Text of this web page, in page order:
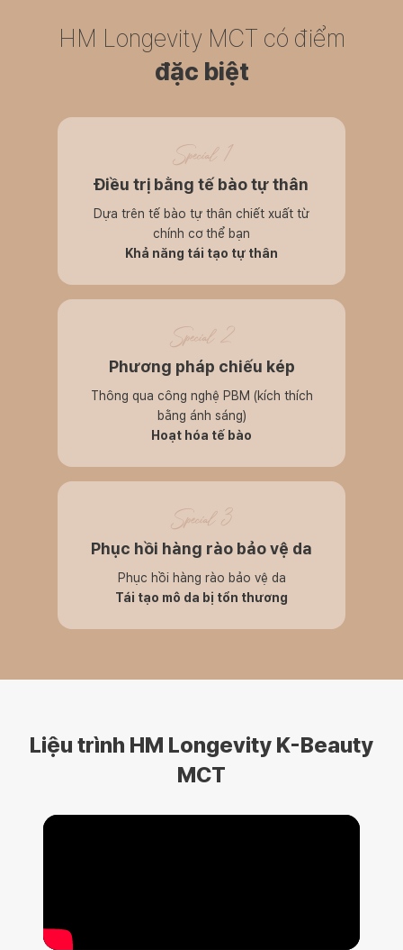
HM Longevity MCT có điểm
đặc biệt
Special 1
Điều trị bằng tế bào tự thân
Dựa trên tế bào tự thân chiết xuất từ
chính cơ thể bạn
Khả năng tái tạo tự thân
Special 2
Phương pháp chiếu kép
Thông qua công nghệ PBM (kích thích
bằng ánh sáng)
Hoạt hóa tế bào
Special 3
Phục hồi hàng rào bảo vệ da
Phục hồi hàng rào bảo vệ da
Tái tạo mô da bị tổn thương
Liệu trình HM Longevity K-Beauty
MCT